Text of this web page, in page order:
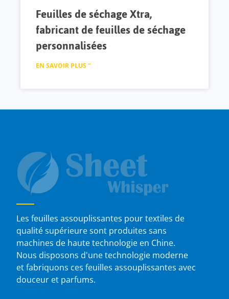
Feuilles de séchage Xtra,
fabricant de feuilles de séchage
personnalisées
EN SAVOIR PLUS "
Les feuilles assouplissantes pour textiles de
qualité supérieure sont produites sans
machines de haute technologie en Chine.
Nous disposons d'une technologie moderne
et fabriquons ces feuilles assouplissantes avec
douceur et parfums.